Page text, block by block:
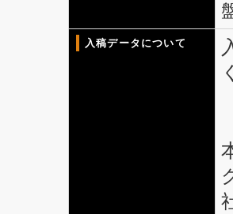
入稿データについて